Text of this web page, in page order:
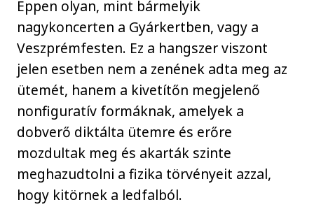
Éppen olyan, mint bármelyik
nagykoncerten a Gyárkertben, vagy a
Veszprémfesten. Ez a hangszer viszont
jelen esetben nem a zenének adta meg az
ütemét, hanem a kivetítőn megjelenő
nonfiguratív formáknak, amelyek a
dobverő diktálta ütemre és erőre
mozdultak meg és akarták szinte
meghazudtolni a fizika törvényeit azzal,
hogy kitörnek a ledfalból.